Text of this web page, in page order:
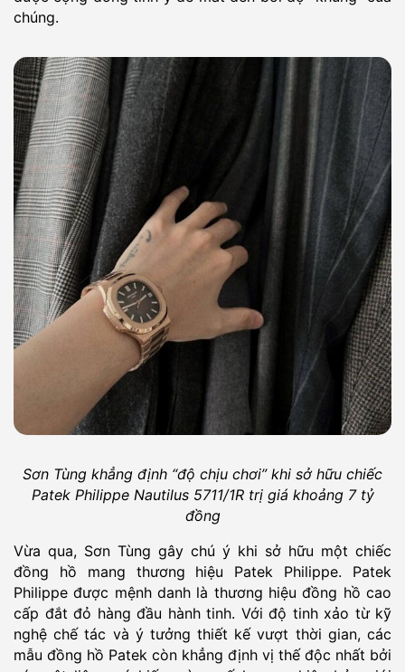
chúng.
Sơn Tùng khẳng định “độ chịu chơi” khi sở hữu chiếc
Patek Philippe Nautilus 5711/1R trị giá khoảng 7 tỷ
đồng
Vừa qua, Sơn Tùng gây chú ý khi sở hữu một chiếc
đồng hồ mang thương hiệu Patek Philippe. Patek
Philippe được mệnh danh là thương hiệu đồng hồ cao
cấp đắt đỏ hàng đầu hành tinh. Với độ tinh xảo từ kỹ
nghệ chế tác và ý tưởng thiết kế vượt thời gian, các
mẫu đồng hồ Patek còn khẳng định vị thế độc nhất bởi